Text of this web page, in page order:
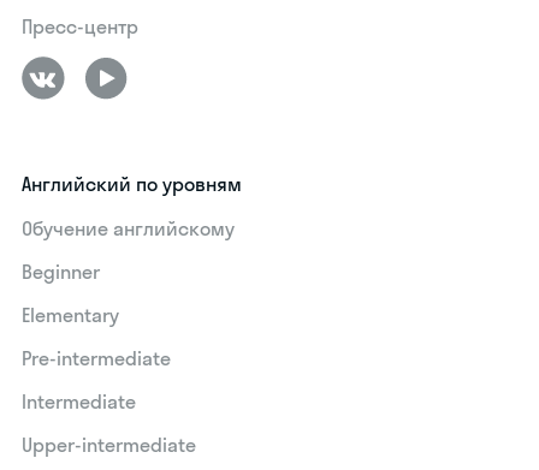
Пресс-центр
Английский по уровням
Обучение английскому
Beginner
Elementary
Pre-intermediate
Intermediate
Upper-intermediate